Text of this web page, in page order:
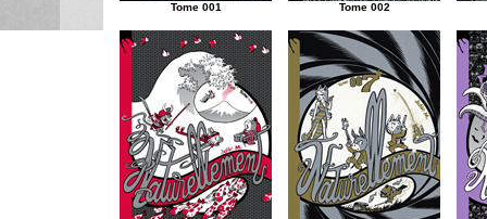
Tome 001 Tome 002